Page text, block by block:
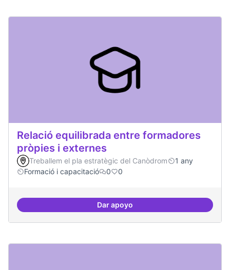
Relació equilibrada entre formadores
pròpies i externes
Treballem el pla estratègic del Canòdrom
1 any
Formació i capacitació
0 0
Dar apoyoRelació equilibrada entre